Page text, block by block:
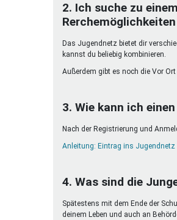
2. Ich suche zu
Das Jugendnetz bietet dir
kannst du beliebig kombinieren.
Außerdem gibt es noch die Vor
3. Wie kann ich
Nach der Registrierung und
Anleitung: Eintrag ins Jugendnetz
4. Was sind die
Spätestens mit dem Ende der
deinem Leben und auch an